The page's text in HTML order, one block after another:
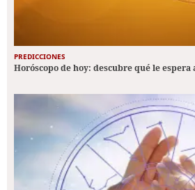
PREDICCIONES
Horóscopo de hoy: descubre qué le espera